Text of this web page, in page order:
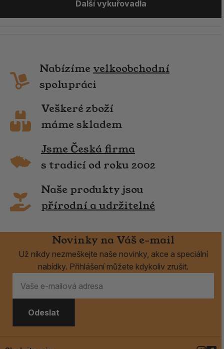
Další vykuřovadla
Nabízíme velkoobchodní
spolupráci
Veškeré zboží
máme skladem
Jsme Česká firma
s tradicí od roku 2002
Naše produkty jsou
přírodní a udržitelné
Novinky na Váš e-mail
Už nikdy nezmeškejte naše novinky, akce a speciální
nabídky. Přihlášení můžete kdykoliv zrušit.
Odeslat